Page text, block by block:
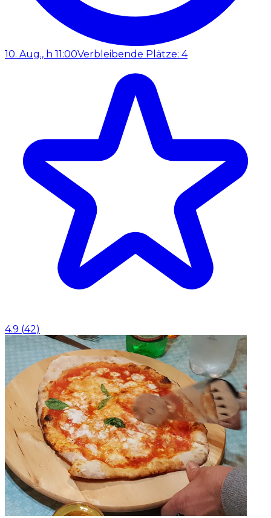
10. Aug., h 11:00Verbleibende Plätze: 4
4.9 (42)